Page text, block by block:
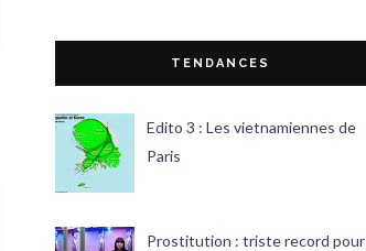
TENDANCES
Edito 3 : Les vietnamiennes de
Paris
Prostitution : triste record pour